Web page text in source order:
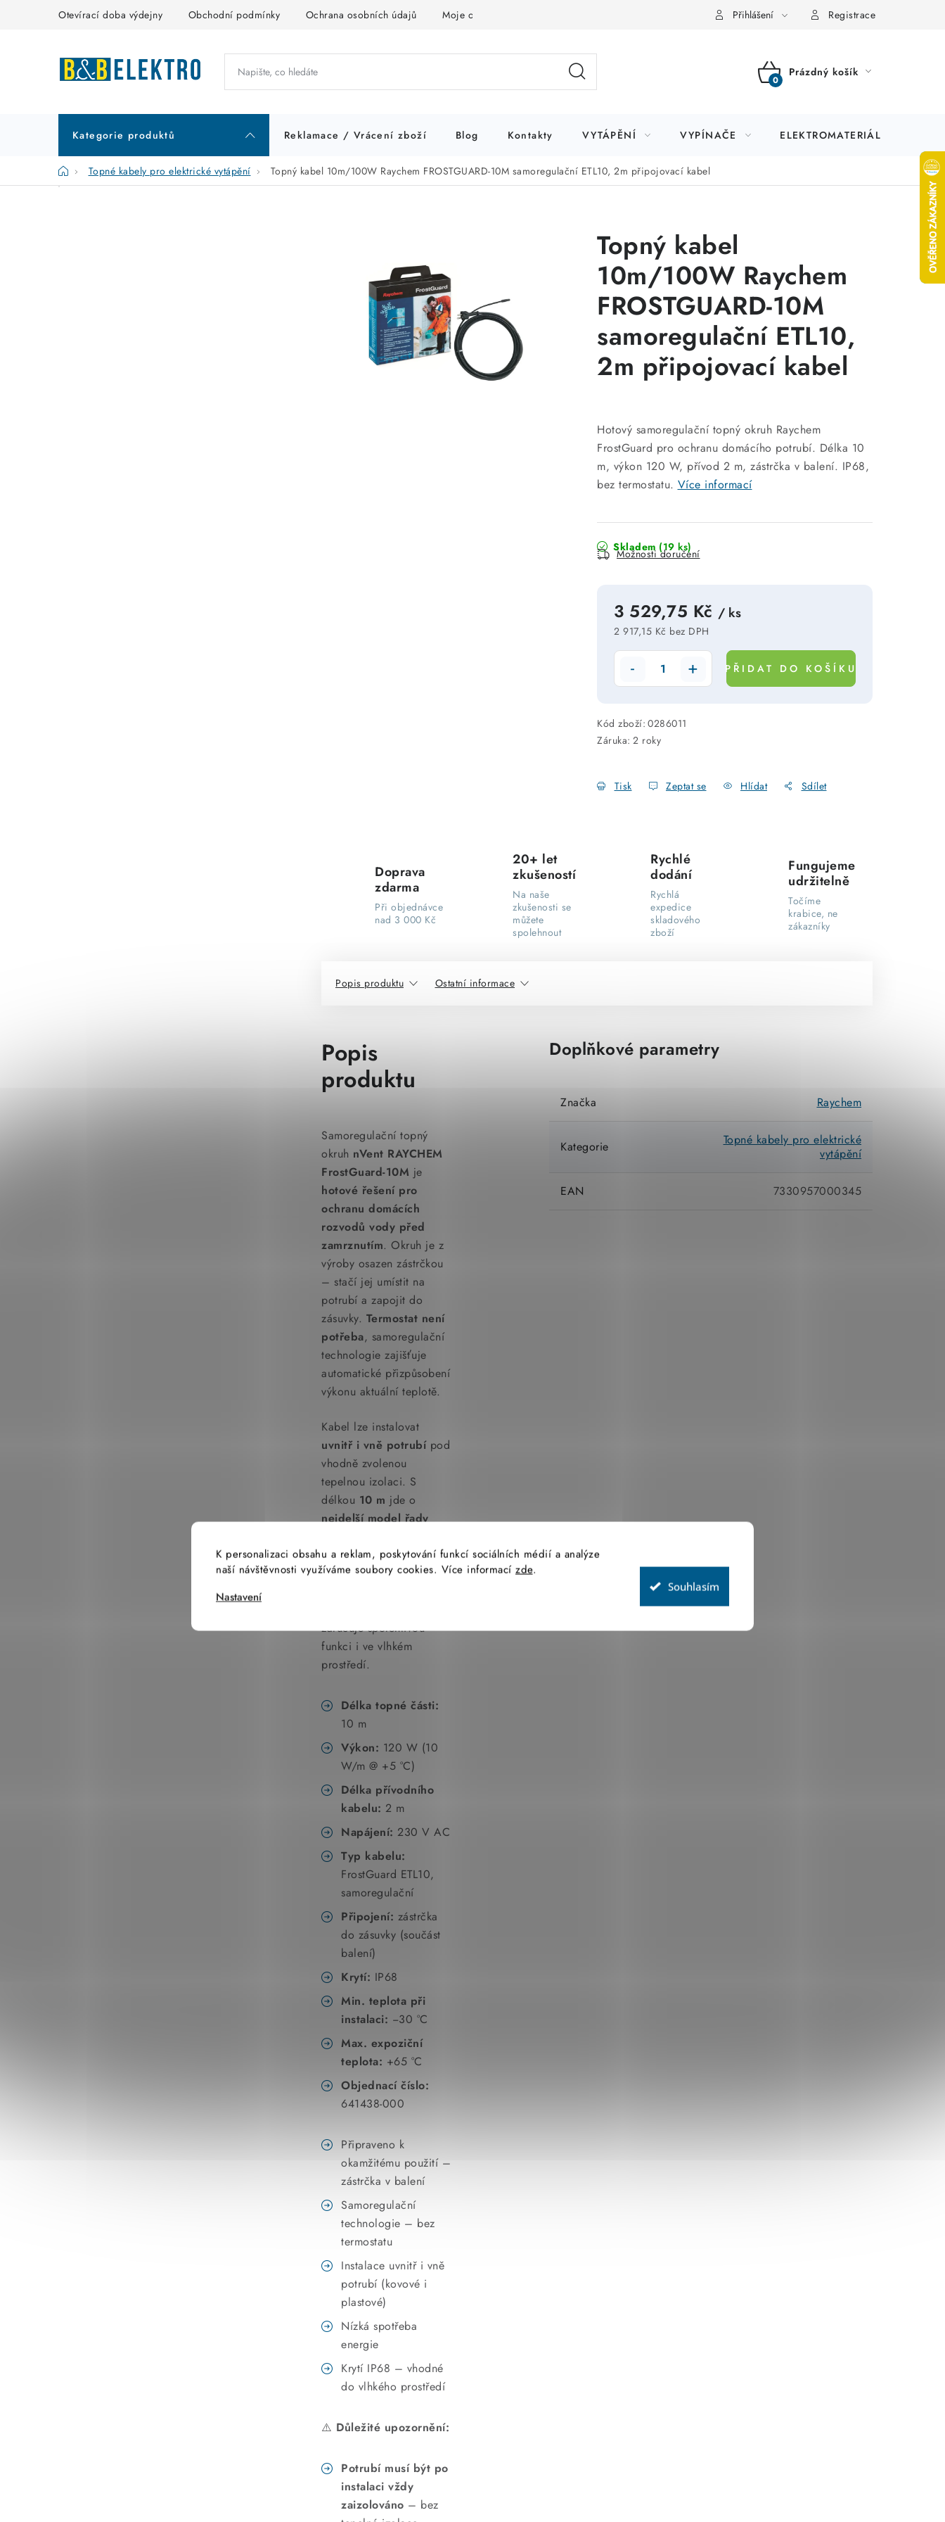
K personalizaci obsahu a reklam, poskytování funkcí sociálních médií a analýze
naší návštěvnosti využíváme soubory cookies. Více informací zde.
Nastavení
Souhlasím
Otevírací doba výdejny Obchodní podmínky Ochrana osobních údajů Moje objednávka Přihlášení Registrace
NÁKUPNÍ
Prázdný košík
Kategorie produktů Reklamace / Vrácení zboží Blog Kontakty VYTÁPĚNÍ VYPÍNAČE ELEKTROMATERIÁL
DomůTopné kabely pro elektrické vytápění Topný kabel 10m/100W Raychem FROSTGUARD-10M samoregulační ETL10, 2m připojovací kabel
P
Topný kabel
10m/100W Raychem
FROSTGUARD-10M
samoregulační ETL10,
2m připojovací kabel
Hotový samoregulační topný okruh Raychem
FrostGuard pro ochranu domácího potrubí. Délka 10
m, výkon 120 W, přívod 2 m, zástrčka v balení. IP68,
bez termostatu. Více informací
Skladem (19 ks)
Možnosti doručení
3 529,75 Kč / ks
2 917,15 Kč bez DPH
PŘIDAT DO KOŠÍKU
Kód zboží: 0286011
Záruka: 2 roky
Tisk Zeptat se Hlídat Sdílet
Doprava
zdarma
Při objednávce
nad 3 000 Kč
20+ let
zkušeností
Na naše
zkušenosti se
můžete
spolehnout
Rychlé
dodání
Rychlá
expedice
skladového
zboží
Fungujeme
udržitelně
Točíme
krabice, ne
zákazníky
Popis produktu Ostatní informace
Popis
produktu
Samoregulační topný
okruh nVent RAYCHEM
FrostGuard-10M je
hotové řešení pro
ochranu domácích
rozvodů vody před
zamrznutím. Okruh je z
výroby osazen zástrčkou
– stačí jej umístit na
potrubí a zapojit do
zásuvky. Termostat není
potřeba, samoregulační
technologie zajišťuje
automatické přizpůsobení
výkonu aktuální teplotě.
Kabel lze instalovat
uvnitř i vně potrubí pod
vhodně zvolenou
tepelnou izolaci. S
délkou 10 m jde o
nejdelší model řady
volba pro delší rozvody
vody v nevytápěných
zaručuje spolehlivou
funkci i ve vlhkém
prostředí.
Délka topné části:
10 m
Výkon: 120 W (10
W/m @ +5 °C)
Délka přívodního
kabelu: 2 m
Napájení: 230 V AC
Typ kabelu:
FrostGuard ETL10,
samoregulační
Připojení: zástrčka
do zásuvky (součást
balení)
Krytí: IP68
Min. teplota při
instalaci: −30 °C
Max. expoziční
teplota: +65 °C
Objednací číslo:
641438-000
Připraveno k
okamžitému použití –
zástrčka v balení
Samoregulační
technologie – bez
termostatu
Instalace uvnitř i vně
potrubí (kovové i
plastové)
Nízká spotřeba
energie
Krytí IP68 – vhodné
do vlhkého prostředí
⚠️ Důležité upozornění:
Potrubí musí být po
instalaci vždy
zaizolováno – bez
Doplňkové parametry
Značka Raychem
Kategorie
Topné kabely pro elektrické
vytápění
EAN 7330957000345